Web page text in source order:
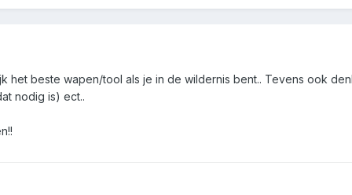
het beste wapen/tool als je in de wildernis bent.. Tevens ook
nodig is) ect..